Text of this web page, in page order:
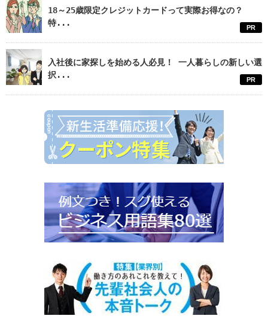
18～25歳限定クレジットカードって実際お得なの？
特...
PR
入社後に家探しを始める人必見！ 一人暮らしの新しい選
択...
PR